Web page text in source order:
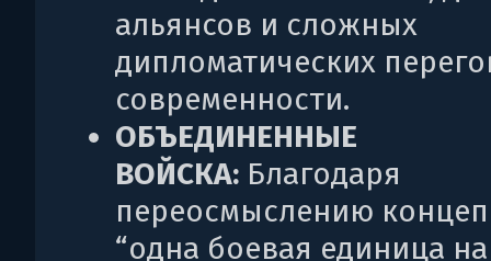
альянсов и сложных
дипломатических
современности.
ОБЪЕДИНЕННЫЕ
ВОЙСКА: Благодаря
переосмыслению
“одна боевая единица